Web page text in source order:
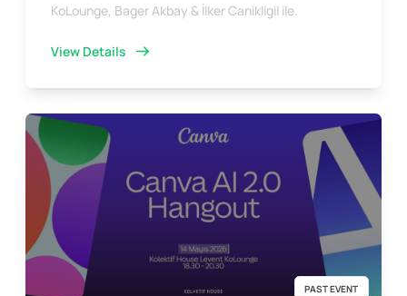
KoLounge, Bager Akbay & İlker Canikligil ile.
View Details
PAST EVENT